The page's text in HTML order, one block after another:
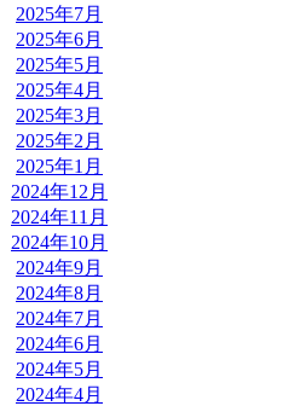
2025年7月
2025年6月
2025年5月
2025年4月
2025年3月
2025年2月
2025年1月
2024年12月
2024年11月
2024年10月
2024年9月
2024年8月
2024年7月
2024年6月
2024年5月
2024年4月